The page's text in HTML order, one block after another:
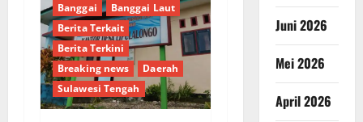
Banggai
Banggai Laut
Berita Terkait
Berita Terkini
Breaking news
Daerah
Sulawesi Tengah
Juni 2026
Mei 2026
April 2026